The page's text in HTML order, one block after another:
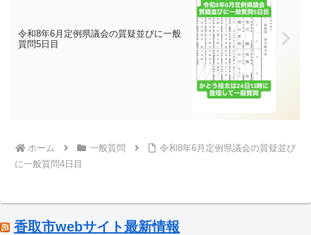
令和8年6月定例県議会の質疑並びに一般
質問5日目
ホーム 一般質問
令和8年6月定例県議会の質疑並び
に一般質問4日目
香取市webサイト最新情報